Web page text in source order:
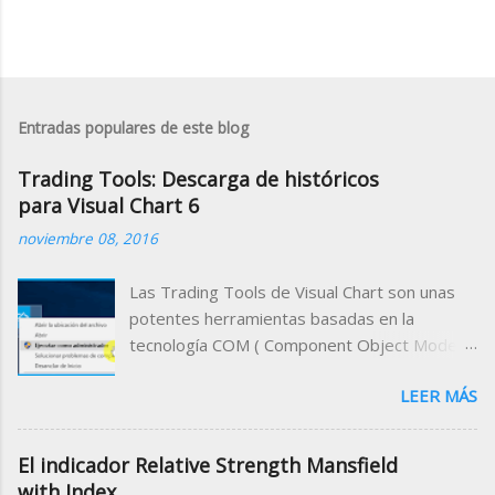
Entradas populares de este blog
Trading Tools: Descarga de históricos
para Visual Chart 6
noviembre 08, 2016
Las Trading Tools de Visual Chart son unas
potentes herramientas basadas en la
tecnología COM ( Component Object Model )
maneja desde el programa a través de
cualquier entorno de desarrollo compatible
desarrollar un programa cliente que utilice a
LEER MÁS
El indicador Relative Strength Mansfield